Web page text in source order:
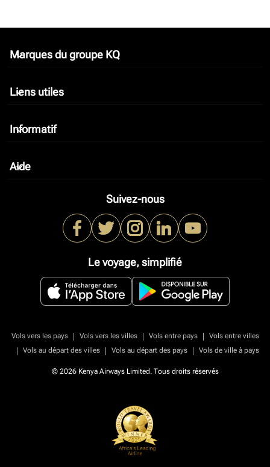
Marques du groupe KQ
keyboard_arrow_down
Liens utiles
keyboard_arrow_down
Informatif
keyboard_arrow_down
Aide
keyboard_arrow_down
Suivez-nous
Le voyage, simplifié
Vols vers les pays | Vols vers les villes | Vols entre pays |
Vols entre villes
|
Vols au départ des villes | Vols au départ des pays | Vols de ville à pays
© 2026 Kenya Airways Limited. Tous droits réservés